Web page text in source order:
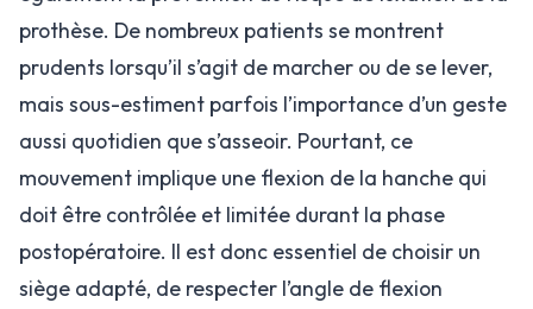
prothèse. De nombreux patients se montrent
prudents lorsqu’il s’agit de marcher ou de se lever,
mais sous-estiment parfois l’importance d’un geste
aussi quotidien que s’asseoir. Pourtant, ce
mouvement implique une flexion de la hanche qui
doit être contrôlée et limitée durant la phase
postopératoire. Il est donc essentiel de choisir un
siège adapté, de respecter l’angle de flexion